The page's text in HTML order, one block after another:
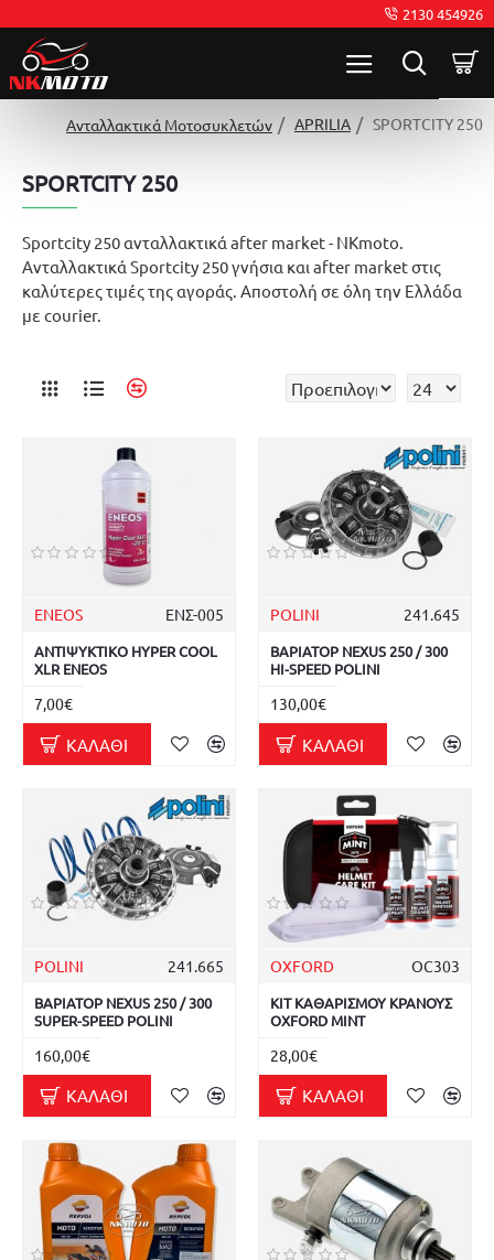
2130 454926
Ανταλλακτικά Μοτοσυκλετών APRILIA SPORTCITY 250
SPORTCITY 250
Sportcity 250 ανταλλακτικά after market - NKmoto.
Ανταλλακτικά Sportcity 250 γνήσια και after market στις
καλύτερες τιμές της αγοράς. Αποστολή σε όλη την Ελλάδα
με courier.
ENEOS ΕΝΣ-005
ΑΝΤΙΨΥΚΤΙΚΟ HYPER COOL
XLR ENEOS
7,00€
ΚΑΛΆΘΙ
POLINI 241.645
ΒΑΡΙΑΤΟΡ NEXUS 250 / 300
HI-SPEED POLINI
130,00€
ΚΑΛΆΘΙ
POLINI 241.665
ΒΑΡΙΑΤΟΡ NEXUS 250 / 300
SUPER-SPEED POLINI
160,00€
ΚΑΛΆΘΙ
OXFORD OC303
ΚΙΤ ΚΑΘΑΡΙΣΜΟΥ ΚΡΑΝΟΥΣ
OXFORD MINT
28,00€
ΚΑΛΆΘΙ